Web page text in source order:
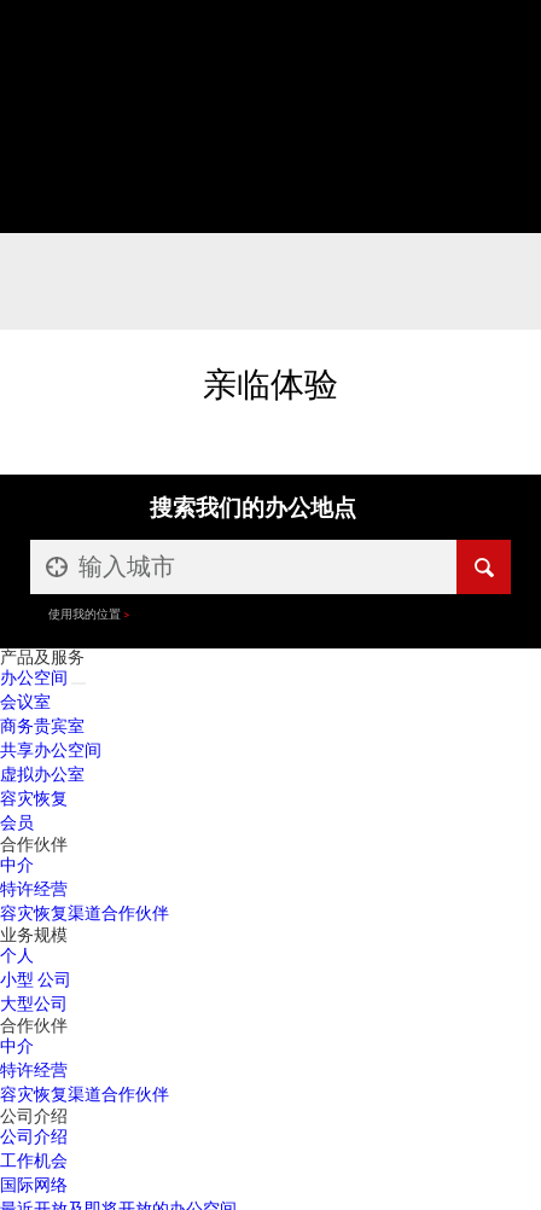
亲临体验
搜索我们的办公地点
使用我的位置
产品及服务
办公空间
会议室
商务贵宾室
共享办公空间
虚拟办公室
容灾恢复
会员
合作伙伴
中介
特许经营
容灾恢复渠道合作伙伴
业务规模
个人
小型 公司
大型公司
合作伙伴
中介
特许经营
容灾恢复渠道合作伙伴
公司介绍
公司介绍
工作机会
国际网络